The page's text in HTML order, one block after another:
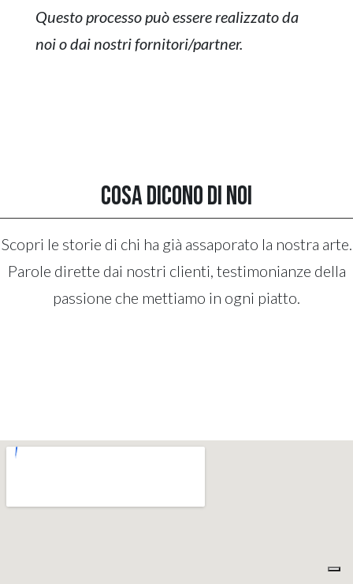
Questo processo può essere realizzato da
noi o dai nostri fornitori/partner.
Cosa dicono di noi
Scopri le storie di chi ha già assaporato la nostra arte.
Parole dirette dai nostri clienti, testimonianze della
passione che mettiamo in ogni piatto.